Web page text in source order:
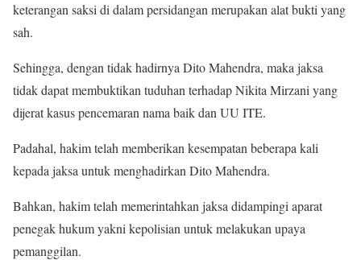
keterangan saksi di dalam persidangan merupakan alat bukti yang
sah.
Sehingga, dengan tidak hadirnya Dito Mahendra, maka jaksa
tidak dapat membuktikan tuduhan terhadap Nikita Mirzani yang
dijerat kasus pencemaran nama baik dan UU ITE.
Padahal, hakim telah memberikan kesempatan beberapa kali
kepada jaksa untuk menghadirkan Dito Mahendra.
Bahkan, hakim telah memerintahkan jaksa didampingi aparat
penegak hukum yakni kepolisian untuk melakukan upaya
pemanggilan.